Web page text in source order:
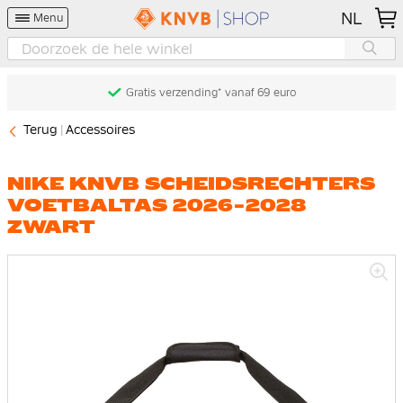
Menu NL
Gratis verzending* vanaf 69 euro
Terug Accessoires
NIKE KNVB SCHEIDSRECHTERS
VOETBALTAS 2026-2028
ZWART